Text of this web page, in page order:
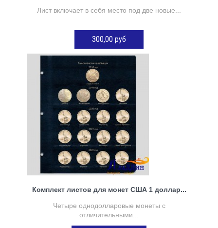
Лист включает в себя место под две новые...
300,00 руб
ДОБАВИТЬ В КОРЗИНУ
Комплект листов для монет США 1 доллар...
Четыре однодолларовые монеты с
отличительными...